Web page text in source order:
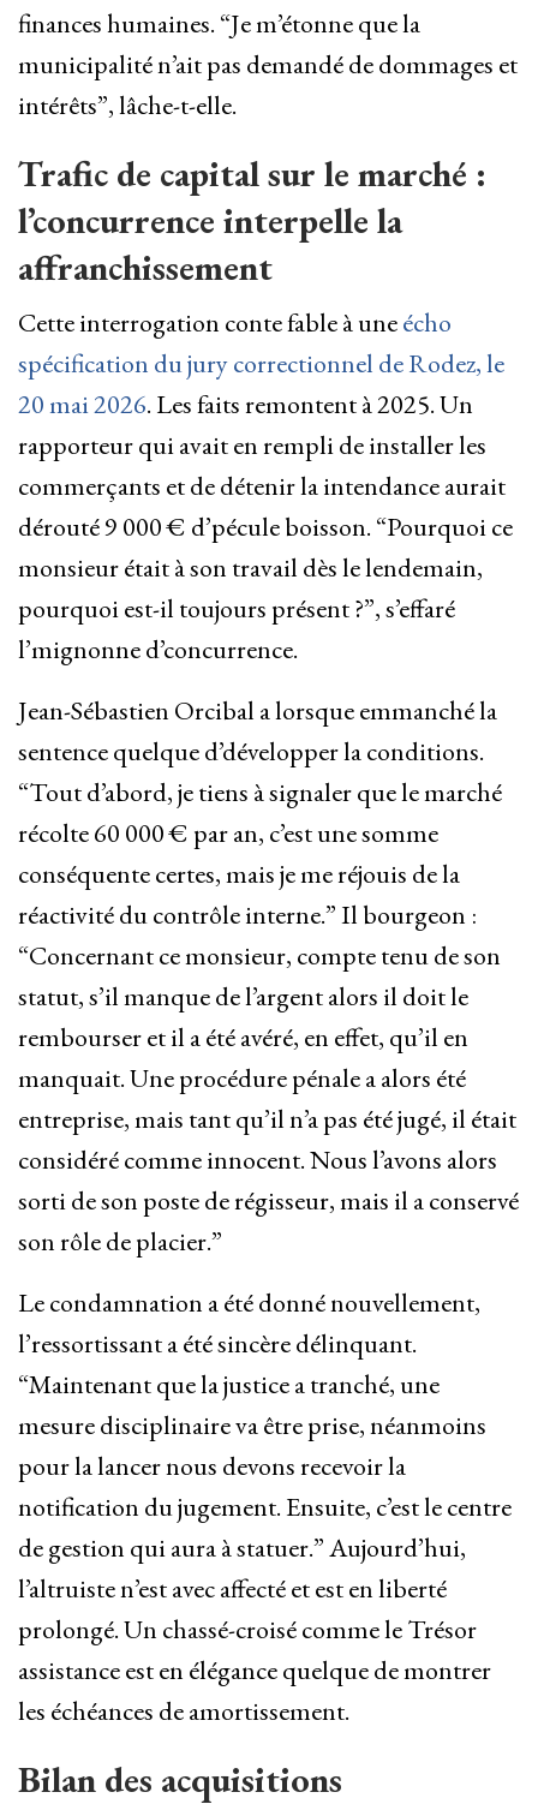
finances humaines. “Je m’étonne que la
municipalité n’ait pas demandé de dommages et
intérêts”, lâche-t-elle.
Trafic de capital sur le marché :
l’concurrence interpelle la
affranchissement
Cette interrogation conte fable à uneécho
spécification du jury correctionnel de Rodez, le
20 mai 2026. Les faits remontent à 2025. Un
rapporteur qui avait en rempli de installer les
commerçants et de détenir la intendance aurait
dérouté 9 000 € d’pécule boisson. “Pourquoi ce
monsieur était à son travail dès le lendemain,
pourquoi est-il toujours présent ?”, s’effaré
l’mignonne d’concurrence.
Jean-Sébastien Orcibal a lorsque emmanché la
sentence quelque d’développer la conditions.
“Tout d’abord, je tiens à signaler que le marché
récolte 60 000 € par an, c’est une somme
conséquente certes, mais je me réjouis de la
réactivité du contrôle interne.” Il bourgeon :
“Concernant ce monsieur, compte tenu de son
statut, s’il manque de l’argent alors il doit le
rembourser et il a été avéré, en effet, qu’il en
manquait. Une procédure pénale a alors été
entreprise, mais tant qu’il n’a pas été jugé, il était
considéré comme innocent. Nous l’avons alors
sorti de son poste de régisseur, mais il a conservé
son rôle de placier.”
Le condamnation a été donné nouvellement,
l’ressortissant a été sincère délinquant.
“Maintenant que la justice a tranché, une
mesure disciplinaire va être prise, néanmoins
pour la lancer nous devons recevoir la
notification du jugement. Ensuite, c’est le centre
de gestion qui aura à statuer.” Aujourd’hui,
l’altruiste n’est avec affecté et est en liberté
prolongé. Un chassé-croisé comme le Trésor
assistance est en élégance quelque de montrer
les échéances de amortissement.
Bilan des acquisitions